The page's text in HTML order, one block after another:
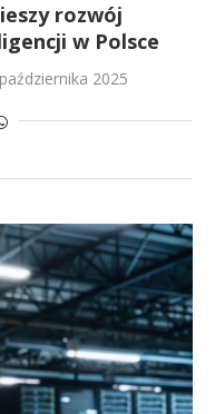
rozwój
w Polsce
2025